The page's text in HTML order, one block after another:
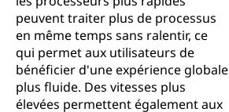
peuvent traiter plus de processus
en même temps sans ralentir, ce
qui permet aux utilisateurs de
bénéficier d'une expérience globale
plus fluide. Des vitesses plus
élevées permettent également aux